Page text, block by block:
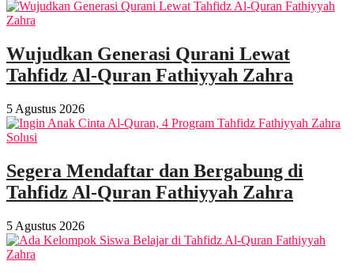
Wujudkan Generasi Qurani Lewat
Tahfidz Al-Quran Fathiyyah Zahra
5 Agustus 2026
Segera Mendaftar dan Bergabung di
Tahfidz Al-Quran Fathiyyah Zahra
5 Agustus 2026